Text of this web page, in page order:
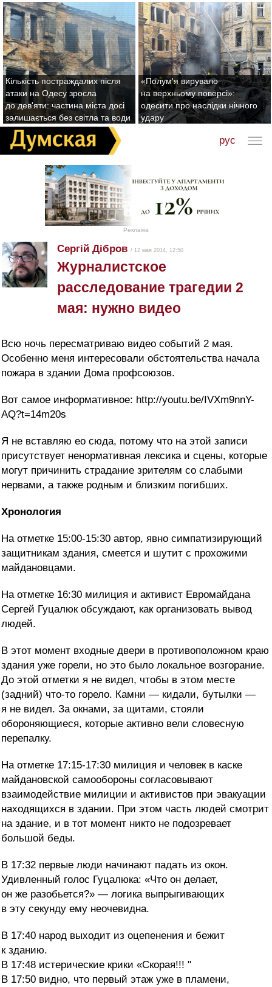
Кількість постраждалих після
атаки на Одесу зросла
до дев'яти: частина міста досі
залишається без світла та води
«Полум'я вирувало
на верхньому поверсі»:
одесити про наслідки нічного
удару
рус
Реклама
Сергій Дібров / 12 мая 2014, 12:50
Журналистское
расследование трагедии 2
мая: нужно видео
Всю ночь пересматриваю видео событий 2 мая.
Особенно меня интересовали обстоятельства начала
пожара в здании Дома профсоюзов.
Вот самое информативное: http://youtu.be/IVXm9nnY-
AQ?t=14m20s
Я не вставляю ео сюда, потому что на этой записи
присутствует ненормативная лексика и сцены, которые
могут причинить страдание зрителям со слабыми
нервами, а также родным и близким погибших.
Хронология
На отметке 15:00-15:30 автор, явно симпатизирующий
защитникам здания, смеется и шутит с прохожими
майдановцами.
На отметке 16:30 милиция и активист Евромайдана
Сергей Гуцалюк обсуждают, как организовать вывод
людей.
В этот момент входные двери в противоположном краю
здания уже горели, но это было локальное возгорание.
До этой отметки я не видел, чтобы в этом месте
(задний) что-то горело. Камни — кидали, бутылки —
я не видел. За окнами, за щитами, стояли
обороняющиеся, которые активно вели словесную
перепалку.
На отметке 17:15-17:30 милиция и человек в каске
майдановской самообороны согласовывают
взаимодействие милиции и активистов при эвакуации
находящихся в здании. При этом часть людей смотрит
на здание, и в тот момент никто не подозревает
большой беды.
В 17:32 первые люди начинают падать из окон.
Удивленный голос Гуцалюка: «Что он делает,
он же разобьется?» — логика выпрыгивающих
в эту секунду ему неочевидна.
В 17:40 народ выходит из оцепенения и бежит
к зданию.
В 17:48 истерические крики «Скорая!!! "
В 17:50 видно, что первый этаж уже в пламени,